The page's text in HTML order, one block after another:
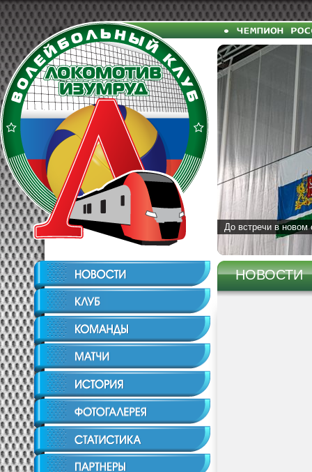
До встречи в новом
НОВОСТИ